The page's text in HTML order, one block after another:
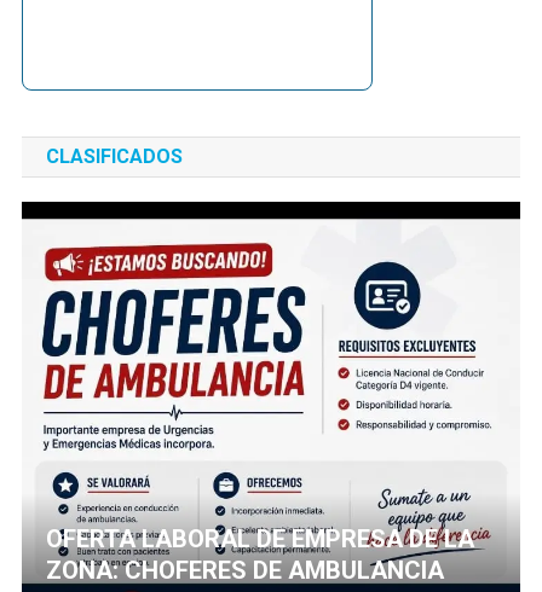
CLASIFICADOS
OFERTA LABORAL DE EMPRESA DE LA
ZONA: CHOFERES DE AMBULANCIA